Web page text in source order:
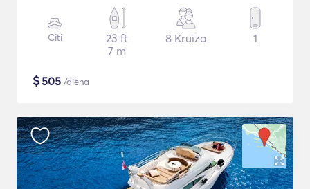
Citi
23 ft
7 m
8 Kruīza 1
$505 /diena